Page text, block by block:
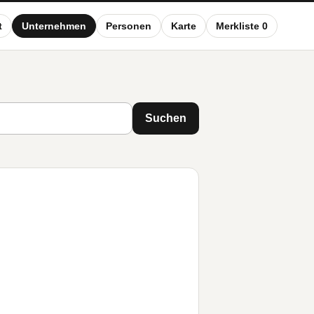
Unternehmen Personen Karte Merkliste 0
Suchen